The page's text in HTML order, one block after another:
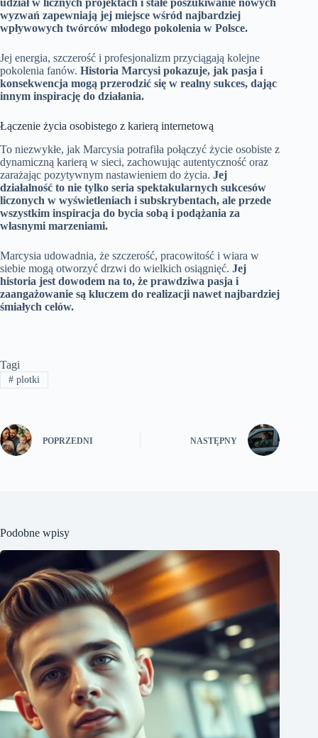
udział w licznych projektach i stałe poszukiwanie nowych
wyzwań zapewniają jej miejsce wśród najbardziej
wpływowych twórców młodego pokolenia w Polsce.
Jej energia, szczerość i profesjonalizm przyciągają kolejne
pokolenia fanów. Historia Marcysi pokazuje, jak pasja i
konsekwencja mogą przerodzić się w realny sukces, dając
innym inspirację do działania.
Łączenie życia osobistego z karierą internetową
To niezwykłe, jak Marcysia potrafiła połączyć życie osobiste z
dynamiczną karierą w sieci, zachowując autentyczność oraz
zarażając pozytywnym nastawieniem do życia. Jej
działalność to nie tylko seria spektakularnych sukcesów
liczonych w wyświetleniach i subskrybentach, ale przede
wszystkim inspiracja do bycia sobą i podążania za
własnymi marzeniami.
Marcysia udowadnia, że szczerość, pracowitość i wiara w
siebie mogą otworzyć drzwi do wielkich osiągnięć. Jej
historia jest dowodem na to, że prawdziwa pasja i
zaangażowanie są kluczem do realizacji nawet najbardziej
śmiałych celów.
Tagi
#plotki
POPRZEDNI NASTĘPNY
Podobne wpisy